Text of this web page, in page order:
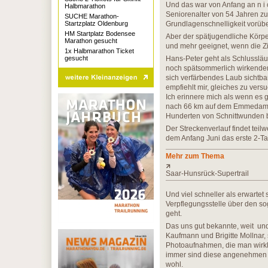
Und das war von Anfang an n
Seniorenalter von 54 Jahren
Grundlagenschnelligkeit
Aber der spätjugendliche
und mehr geeignet, wenn die
Hans-Peter geht als
noch spätsommerlich
sich verfärbendes Laub
empfiehlt mir, gleiches zu
Ich erinnere mich als wenn es
nach 66 km auf dem
Hunderten von
Der Streckenverlauf findet
dem Anfang Juni das erste 2-
Mehr zum Thema
Saar-Hunsrück-Supertrail
Und viel schneller als erwartet
Verpflegungsstelle über den
geht.
Das uns gut bekannte, weit
Kaufmann und Brigitte
Photoaufnahmen, die man
immer sind diese
wohl.
Halbmarathon
SUCHE Marathon-
Startzplatz Oldenburg
HM Startplatz Bodensee
Marathon gesucht
1x Halbmarathon Ticket
gesucht